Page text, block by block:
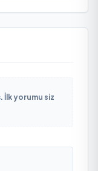
İlk yorumu siz